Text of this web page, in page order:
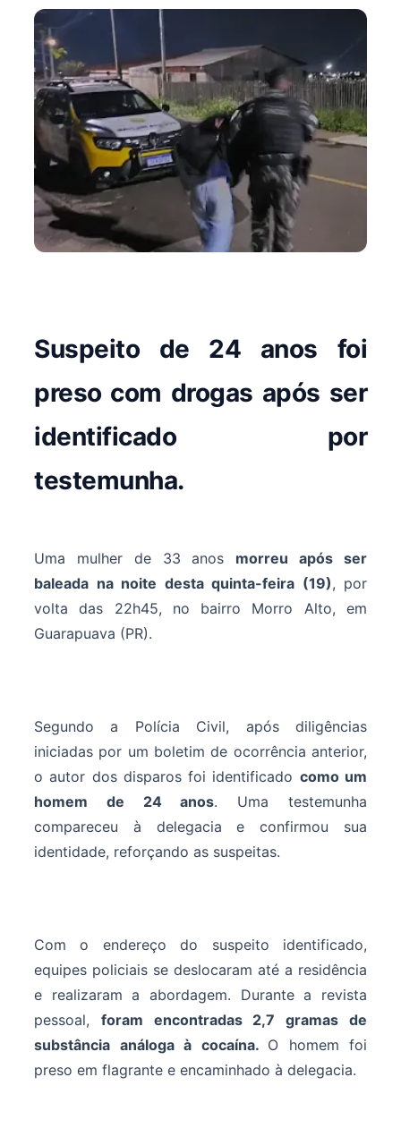
Suspeito de 24 anos foi
preso com drogas após ser
identificado por
testemunha.
Uma mulher de 33 anos morreu após ser
baleada na noite desta quinta-feira (19), por
volta das 22h45, no bairro Morro Alto, em
Guarapuava (PR).
Segundo a Polícia Civil, após diligências
iniciadas por um boletim de ocorrência anterior,
o autor dos disparos foi identificado como um
homem de 24 anos. Uma testemunha
compareceu à delegacia e confirmou sua
identidade, reforçando as suspeitas.
Com o endereço do suspeito identificado,
equipes policiais se deslocaram até a residência
e realizaram a abordagem. Durante a revista
pessoal, foram encontradas 2,7 gramas de
substância análoga à cocaína. O homem foi
preso em flagrante e encaminhado à delegacia.